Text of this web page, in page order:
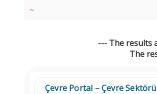
~
--- The results
The
Çevre Portal – Çevre Sektörü